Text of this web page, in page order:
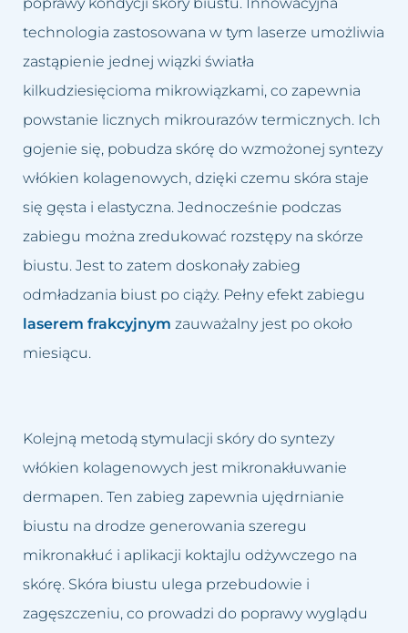
technologia zastosowana w tym laserze umożliwia
zastąpienie jednej wiązki światła
kilkudziesięcioma mikrowiązkami, co zapewnia
powstanie licznych mikrourazów termicznych. Ich
gojenie się, pobudza skórę do wzmożonej syntezy
włókien kolagenowych, dzięki czemu skóra staje
się gęsta i elastyczna. Jednocześnie podczas
zabiegu można zredukować rozstępy na skórze
biustu. Jest to zatem doskonały zabieg
odmładzania biust po ciąży. Pełny efekt zabiegu
laserem frakcyjnym zauważalny jest po około
miesiącu.
Kolejną metodą stymulacji skóry do syntezy
włókien kolagenowych jest mikronakłuwanie
dermapen. Ten zabieg zapewnia ujędrnianie
biustu na drodze generowania szeregu
mikronakłuć i aplikacji koktajlu odżywczego na
skórę. Skóra biustu ulega przebudowie i
zagęszczeniu, co prowadzi do poprawy wyglądu